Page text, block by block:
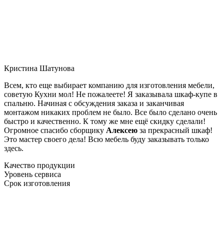
Кристина Шатунова
Всем, кто еще выбирает компанию для изготовления мебели,
советую Кухни мол! Не пожалеете! Я заказывала шкаф-купе в
спальню. Начиная с обсуждения заказа и заканчивая
монтажом никаких проблем не было. Все было сделано очень
быстро и качественно. К тому же мне ещё скидку сделали!
Огромное спасибо сборщику Алексею за прекрасный шкаф!
Это мастер своего дела! Всю мебель буду заказывать только
здесь.
Качество продукции
Уровень сервиса
Срок изготовления